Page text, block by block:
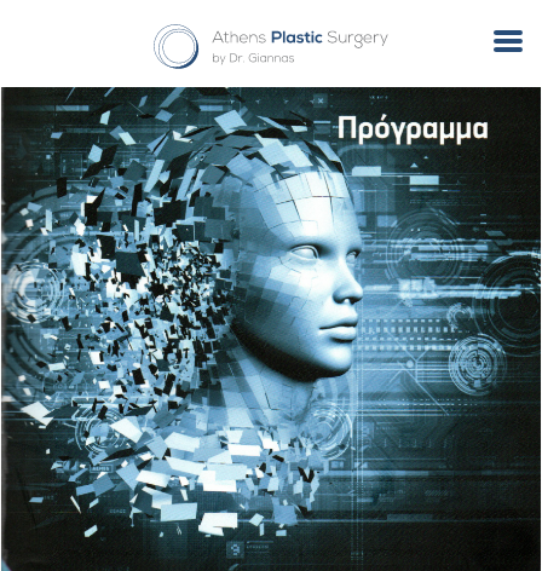
Tag Archives: omilia